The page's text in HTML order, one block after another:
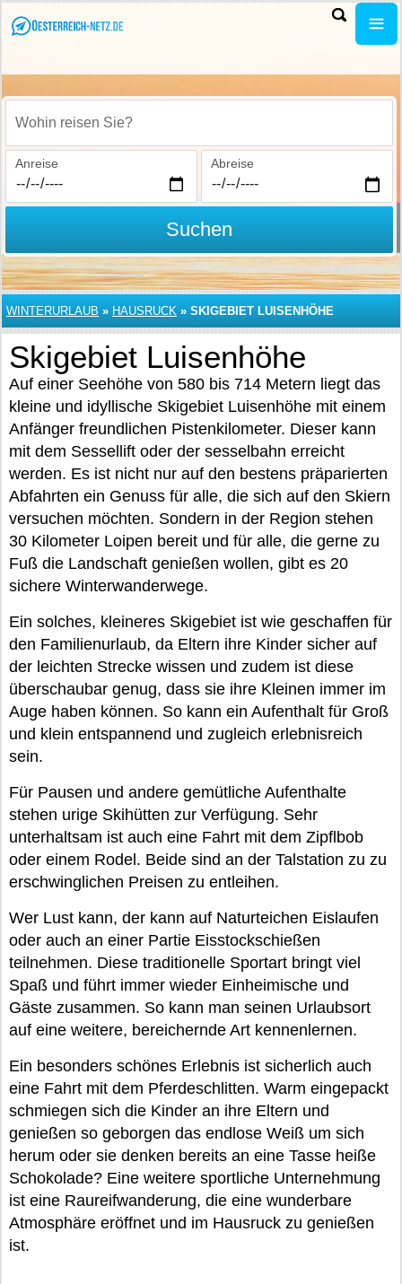
Wohin reisen Sie?
Anreise Abreise
Suchen
WINTERURLAUB » HAUSRUCK » SKIGEBIET LUISENHÖHE
Skigebiet Luisenhöhe
Auf einer Seehöhe von 580 bis 714 Metern liegt das
kleine und idyllische Skigebiet Luisenhöhe mit einem
Anfänger freundlichen Pistenkilometer. Dieser kann
mit dem Sessellift oder der sesselbahn erreicht
werden. Es ist nicht nur auf den bestens präparierten
Abfahrten ein Genuss für alle, die sich auf den Skiern
versuchen möchten. Sondern in der Region stehen
30 Kilometer Loipen bereit und für alle, die gerne zu
Fuß die Landschaft genießen wollen, gibt es 20
sichere Winterwanderwege.
Ein solches, kleineres Skigebiet ist wie geschaffen für
den Familienurlaub, da Eltern ihre Kinder sicher auf
der leichten Strecke wissen und zudem ist diese
überschaubar genug, dass sie ihre Kleinen immer im
Auge haben können. So kann ein Aufenthalt für Groß
und klein entspannend und zugleich erlebnisreich
sein.
Für Pausen und andere gemütliche Aufenthalte
stehen urige Skihütten zur Verfügung. Sehr
unterhaltsam ist auch eine Fahrt mit dem Zipflbob
oder einem Rodel. Beide sind an der Talstation zu zu
erschwinglichen Preisen zu entleihen.
Wer Lust kann, der kann auf Naturteichen Eislaufen
oder auch an einer Partie Eisstockschießen
teilnehmen. Diese traditionelle Sportart bringt viel
Spaß und führt immer wieder Einheimische und
Gäste zusammen. So kann man seinen Urlaubsort
auf eine weitere, bereichernde Art kennenlernen.
Ein besonders schönes Erlebnis ist sicherlich auch
eine Fahrt mit dem Pferdeschlitten. Warm eingepackt
schmiegen sich die Kinder an ihre Eltern und
genießen so geborgen das endlose Weiß um sich
herum oder sie denken bereits an eine Tasse heiße
Schokolade? Eine weitere sportliche Unternehmung
ist eine Raureifwanderung, die eine wunderbare
Atmosphäre eröffnet und im Hausruck zu genießen
ist.